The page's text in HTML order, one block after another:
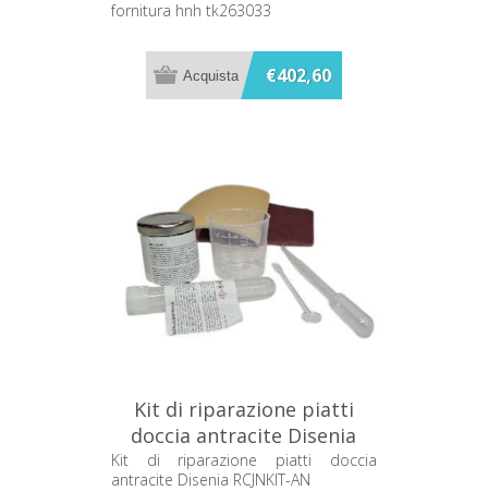
fornitura hnh tk263033
€402,60
Kit di riparazione piatti
doccia antracite Disenia
RCJNKIT-AN
Kit di riparazione piatti doccia
antracite Disenia RCJNKIT-AN